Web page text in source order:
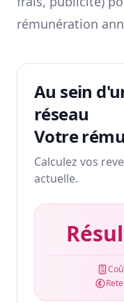
rémunération
Au sein
réseau
Votre
Calculez vos
actuelle.